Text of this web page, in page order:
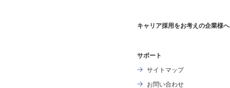
キャリア採用をお考えの企業様へ
サポート
サイトマップ
お問い合わせ